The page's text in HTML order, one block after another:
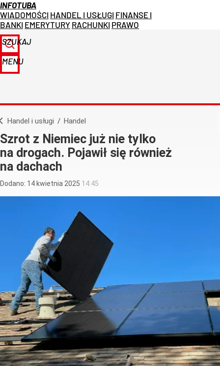
INFOTUBA
WIADOMOŚCI HANDEL I USŁUGI FINANSE I
BANKI EMERYTURY RACHUNKI PRAWO
SZUKAJ
MENU
Handel i usługi / Handel
Szrot z Niemiec już nie tylko
na drogach. Pojawił się również
na dachach
Dodano: 14 kwietnia 2025 14:45